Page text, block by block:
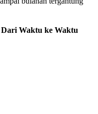
Dari Waktu ke Waktu